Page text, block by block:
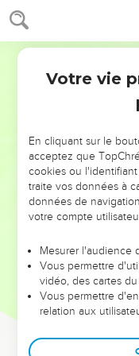
NE
ET SI LEURS
leur foi ou leur vision.
et les saisons difficiles
sont
Dans cette
clés pour avancer
Votre vie
En cliquant sur le
acceptez que
cookies ou
traite vos données à
données de
votre compte
Mesurer l'audience
Vous permettre
vidéo, des cartes
Vous permettre
relation aux